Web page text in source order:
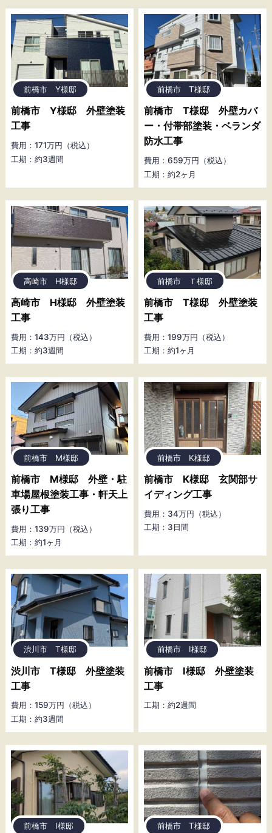
前橋市 Y様邸
前橋市 Y様邸 外壁塗装
工事
費用：171万円（税込）
工期：約3週間
前橋市 T様邸
前橋市 T様邸 外壁カバ
ー・付帯部塗装・ベランダ
防水工事
費用：659万円（税込）
工期：約2ヶ月
高崎市 H様邸
高崎市 H様邸 外壁塗装
工事
費用：143万円（税込）
工期：約3週間
前橋市 Ｔ様邸
前橋市 T様邸 外壁塗装
工事
費用：199万円（税込）
工期：約1ヶ月
前橋市 M様邸
前橋市 M様邸 外壁・駐
車場屋根塗装工事・軒天上
張り工事
費用：139万円（税込）
工期：約1ヶ月
前橋市 K様邸
前橋市 K様邸 玄関部サ
イディング工事
費用：34万円（税込）
工期：3日間
渋川市 T様邸
渋川市 T様邸 外壁塗装
工事
費用：159万円（税込）
工期：約3週間
前橋市 I様邸
前橋市 I様邸 外壁塗装
工事
工期：約2週間
前橋市 I様邸 前橋市 T様邸